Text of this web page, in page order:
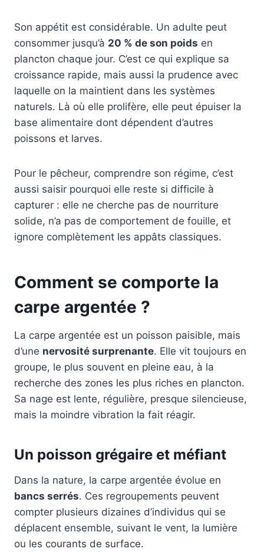
Son appétit est considérable. Un adulte peut
consommer jusqu’à 20 % de son poids en
plancton chaque jour. C’est ce qui explique sa
croissance rapide, mais aussi la prudence avec
laquelle on la maintient dans les systèmes
naturels. Là où elle prolifère, elle peut épuiser la
base alimentaire dont dépendent d’autres
poissons et larves.
Pour le pêcheur, comprendre son régime, c’est
aussi saisir pourquoi elle reste si difficile à
capturer : elle ne cherche pas de nourriture
solide, n’a pas de comportement de fouille, et
ignore complètement les appâts classiques.
Comment se comporte la
carpe argentée ?
La carpe argentée est un poisson paisible, mais
d’une nervosité surprenante. Elle vit toujours en
groupe, le plus souvent en pleine eau, à la
recherche des zones les plus riches en plancton.
Sa nage est lente, régulière, presque silencieuse,
mais la moindre vibration la fait réagir.
Un poisson grégaire et méfiant
Dans la nature, la carpe argentée évolue en
bancs serrés. Ces regroupements peuvent
compter plusieurs dizaines d’individus qui se
déplacent ensemble, suivant le vent, la lumière
ou les courants de surface.